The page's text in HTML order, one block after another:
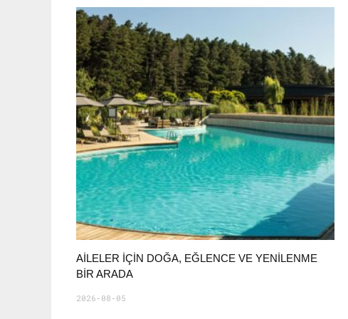
AILELER İÇIN DOĞA, EĞLENCE VE YENILENME
BIR ARADA
2026-08-05